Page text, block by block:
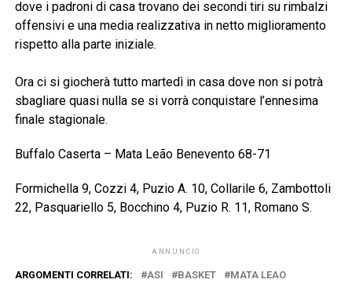
dove i padroni di casa trovano dei secondi tiri su rimbalzi
offensivi e una media realizzativa in netto miglioramento
rispetto alla parte iniziale.
Ora ci si giocherà tutto martedì in casa dove non si potrà
sbagliare quasi nulla se si vorrà conquistare l’ennesima
finale stagionale.
Buffalo Caserta – Mata Leão Benevento 68-71
Formichella 9, Cozzi 4, Puzio A. 10, Collarile 6, Zambottoli
22, Pasquariello 5, Bocchino 4, Puzio R. 11, Romano S.
ANNUNCIO
ARGOMENTI CORRELATI: ASI BASKET MATA LEAO